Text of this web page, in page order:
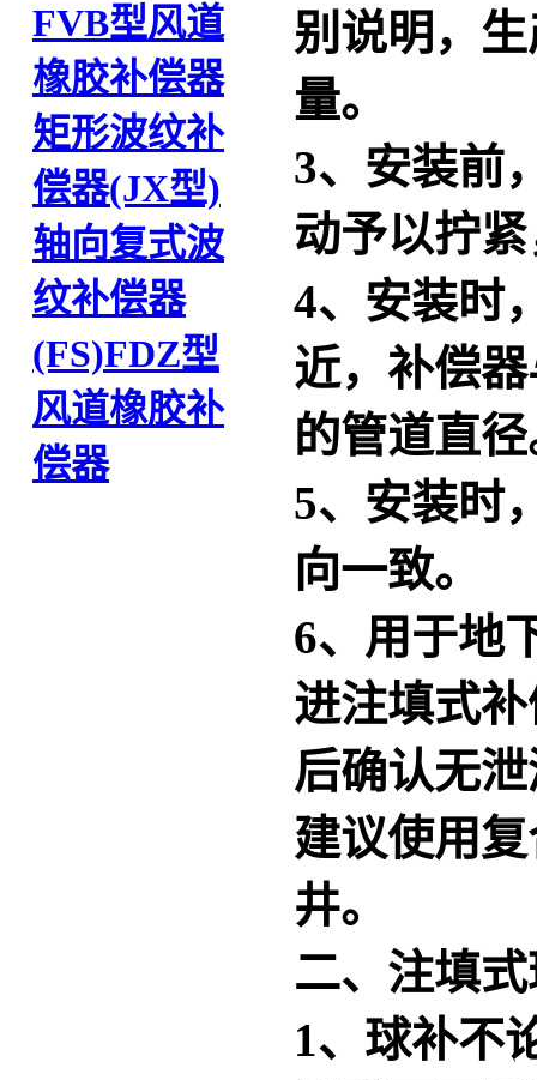
FVB型风道
橡胶补偿器
矩形波纹补
偿器(JX型)
轴向复式波
纹补偿器
(FS)FDZ型
风道橡胶补
偿器
别说明，
量。
3、安装前
动予以拧
4、安装时
近，补偿
的管道直
5、安装时
向一致。
6、用于地
进注填式
后确认无
建议使用
井。
二、注填
1、球补不